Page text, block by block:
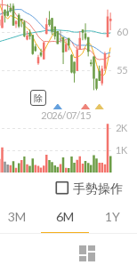
dashboard
登入
3M 6M 1Y
2026/07/15
55
60
1K
2K
除
手勢操作
財務報